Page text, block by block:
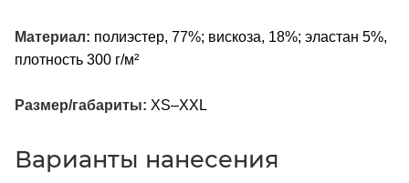
Материал: полиэстер, 77%; вискоза, 18%; эластан 5%,
плотность 300 г/м²
Размер/габариты: XS–XXL
Варианты нанесения